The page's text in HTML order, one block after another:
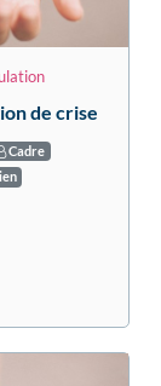
de crise
Cadre